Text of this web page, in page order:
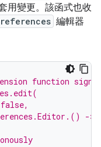
用變更。該函式也收
編輯器
function
->